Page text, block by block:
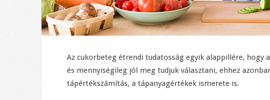
Az cukorbeteg étrendi tudatosság egyik alappillére, hogy
és mennyiségileg jól meg tudjuk választani, ehhez
tápértékszámítás, a tápanyagértékek ismerete is.